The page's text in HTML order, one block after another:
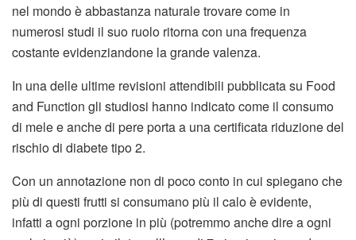
nel mondo è abbastanza naturale trovare come in
numerosi studi il suo ruolo ritorna con una frequenza
costante evidenziandone la grande valenza.
In una delle ultime revisioni attendibili pubblicata su Food
and Function gli studiosi hanno indicato come il consumo
di mele e anche di pere porta a una certificata riduzione del
rischio di diabete tipo 2.
Con un annotazione non di poco conto in cui spiegano che
più di questi frutti si consumano più il calo è evidente,
infatti a ogni porzione in più (potremmo anche dire a ogni